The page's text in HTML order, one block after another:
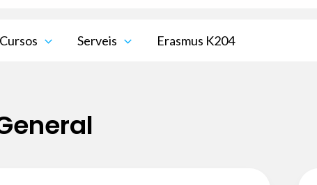
Cursos Serveis Erasmus K204